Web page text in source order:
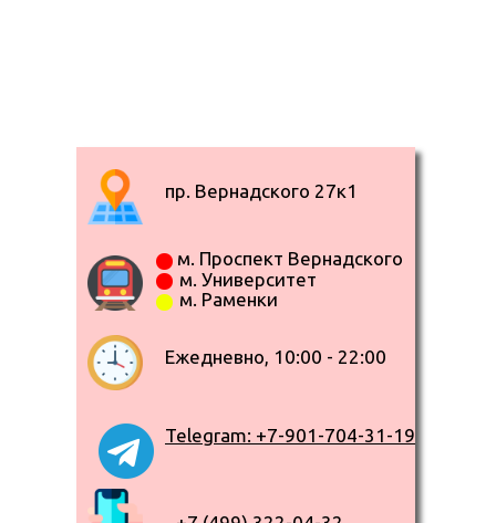
пр. Вернадского 27к1
м. Проспект Вернадского
м. Университет
м. Раменки
Ежедневно, 10:00 - 22:00
Telegram: +7-901-704-31-19